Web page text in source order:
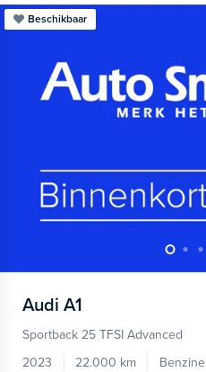
Beschikbaar
Audi A1
Sportback 25 TFSI Advanced
2023
22.000 km Benzine